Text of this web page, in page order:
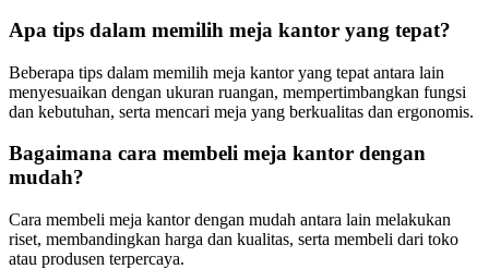
Apa tips dalam memilih meja kantor yang tepat?
Beberapa tips dalam memilih meja kantor yang tepat antara lain
menyesuaikan dengan ukuran ruangan, mempertimbangkan fungsi
dan kebutuhan, serta mencari meja yang berkualitas dan ergonomis.
Bagaimana cara membeli meja kantor dengan
mudah?
Cara membeli meja kantor dengan mudah antara lain melakukan
riset, membandingkan harga dan kualitas, serta membeli dari toko
atau produsen terpercaya.